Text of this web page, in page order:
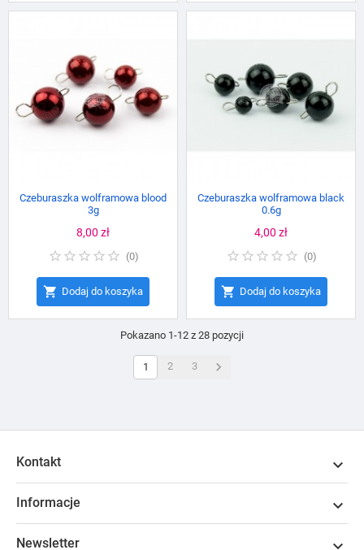
Czeburaszka wolframowa blood
3g
Cena
8,00 zł
(0)
 Dodaj do koszyka
Czeburaszka wolframowa black
0.6g
Cena
4,00 zł
(0)
 Dodaj do koszyka
Pokazano 1-12 z 28 pozycji
1 2 3 
Kontakt 
Informacje 
Newsletter